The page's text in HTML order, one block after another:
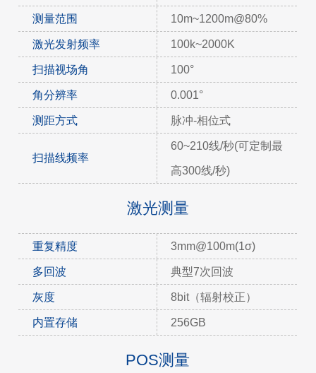
测量范围 10m~1200m@80%
激光发射频率 100k~2000K
扫描视场角 100°
角分辨率 0.001°
测距方式 脉冲-相位式
扫描线频率
60~210线/秒(可定制最
高300线/秒)
激光测量
重复精度 3mm@100m(1σ)
多回波 典型7次回波
灰度 8bit（辐射校正）
内置存储 256GB
POS测量